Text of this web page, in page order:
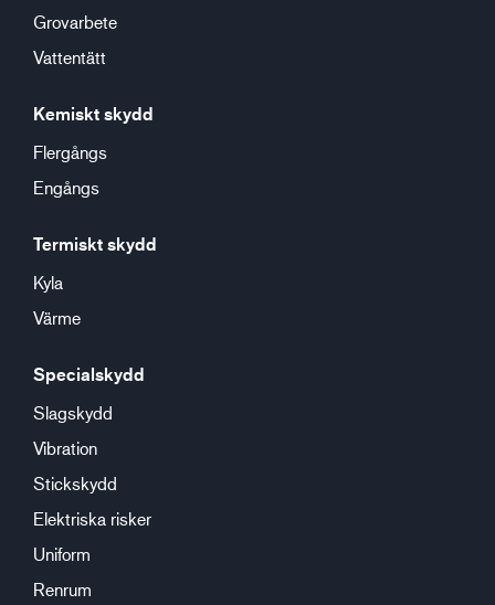
Grovarbete
Vattentätt
Kemiskt skydd
Flergångs
Engångs
Termiskt skydd
Kyla
Värme
Specialskydd
Slagskydd
Vibration
Stickskydd
Elektriska risker
Uniform
Renrum